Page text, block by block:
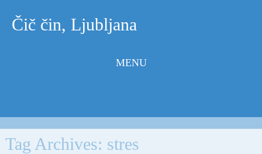
Čič čin, Ljubljana
MENU
Tag Archives: stres